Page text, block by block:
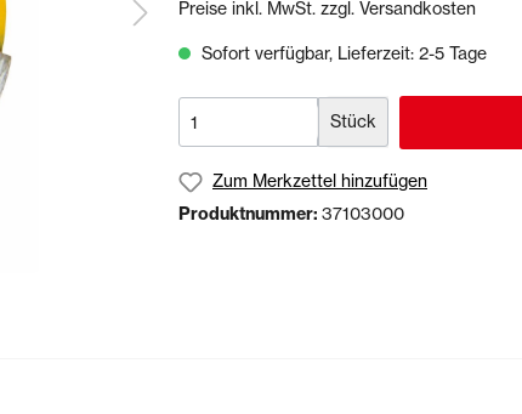
Tropfkantenprofile
Rinnensysteme
PU-
Preise inkl. MwSt. zzgl. Versandkosten
Sofort verfügbar, Lieferzeit: 2-5 Tage
Stück
Zum Merkzettel hinzufügen
Produktnummer: 37103000